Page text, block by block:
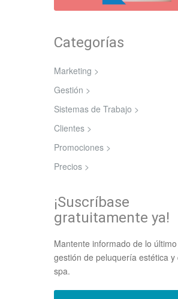
Categorías
Marketing >
Gestión >
Sistemas de Trabajo >
Clientes >
Promociones >
Precios >
¡Suscríbase
gratuitamente ya!
Mantente informado de lo
gestión de peluquería estética y
spa.